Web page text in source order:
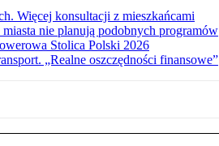
Więcej konsultacji z mieszkańcami
nie planują podobnych programów
Stolica Polski 2026
„Realne oszczędności finansowe”